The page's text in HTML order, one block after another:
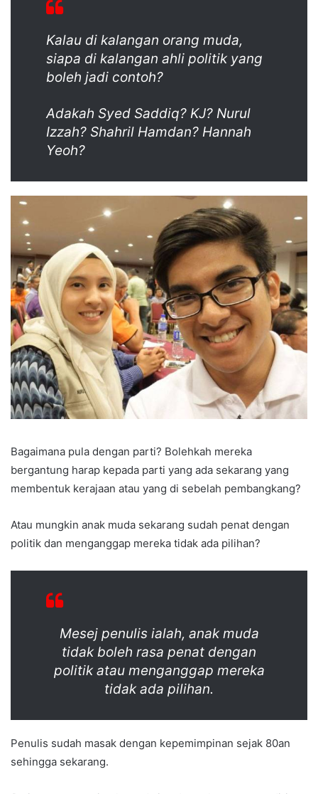
Kalau di kalangan orang muda,
siapa di kalangan ahli politik yang
boleh jadi contoh?
Adakah Syed Saddiq? KJ? Nurul
Izzah? Shahril Hamdan? Hannah
Yeoh?
Bagaimana pula dengan parti? Bolehkah mereka
bergantung harap kepada parti yang ada sekarang yang
membentuk kerajaan atau yang di sebelah pembangkang?
Atau mungkin anak muda sekarang sudah penat dengan
politik dan menganggap mereka tidak ada pilihan?
Mesej penulis ialah, anak muda
tidak boleh rasa penat dengan
politik atau menganggap mereka
tidak ada pilihan.
Penulis sudah masak dengan kepemimpinan sejak 80an
sehingga sekarang.